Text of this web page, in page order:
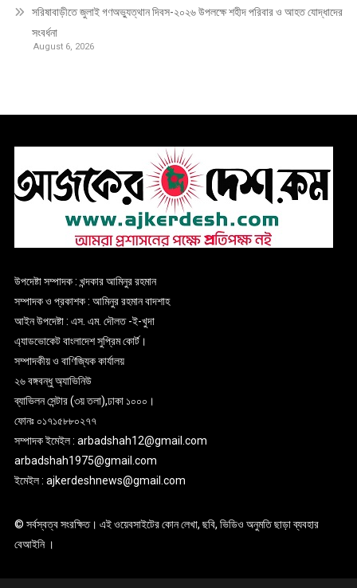
সরিষাবাড়ীতে জুলাই গণঅভ্যুত্থান দিবস-২০২৬ উপলক্ষে শহীদ পরিবার ও আহত যোদ্ধাদের
সংবর্ধনা
August 6, 2026
উপদেষ্টা সম্পাদক : খন্দকার আমিনুর রহমান
সম্পাদক ও প্রকাশক : আমিনুর রহমান বাদশাহ
আইন উপদেষ্টা : এস. এম. দৌলত -ই-খুদা
এ্যাডভোকেট বাংলাদেশ সুপ্রিম কোর্ট।
সম্পাদকীয় ও বাণিজ্যিক কার্যালয়
২৬ বঙ্গবন্ধু অ্যাভিনিউ
ব্যাভিলন সেন্টার (৩য় তলা),ঢাকা ১০০০।
ফোনঃ ০১৭১৫৮৮০২৭৭
সম্পাদক ইমেইল : arbadshah12@gmail.com
arbadshah1975@gmail.com
ইমেইল : ajkerdeshnews@gmail.com
© সর্বস্বত্ব সংরক্ষিত। এই ওয়েবসাইটের কোন লেখা, ছবি, ভিডিও অনুমতি ছাড়া ব্যবহার
বেআইনি ।